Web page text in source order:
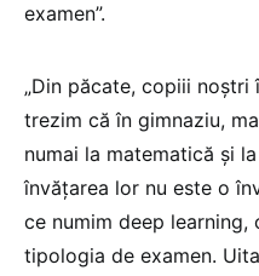
examen”.
„Din păcate, copiii noștri
trezim că în gimnaziu,
numai la matematică și
învățarea lor nu este o
ce numim deep
tipologia de examen.